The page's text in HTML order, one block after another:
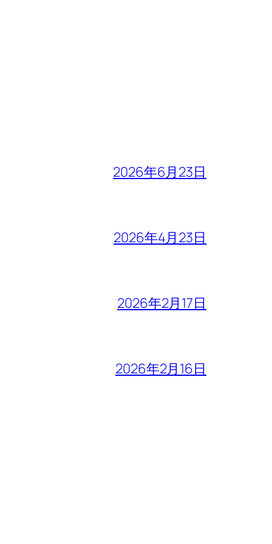
2026年6月23日
2026年4月23日
2026年2月17日
2026年2月16日